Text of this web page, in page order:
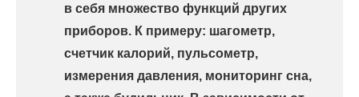
в себя множество функций других
приборов. К примеру: шагометр,
счетчик калорий, пульсометр,
измерения давления, мониторинг сна,